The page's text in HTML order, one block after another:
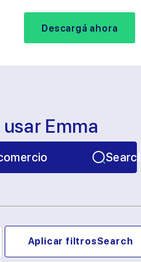
Descargá ahora
Emma
Search
Aplicar filtrosSearch